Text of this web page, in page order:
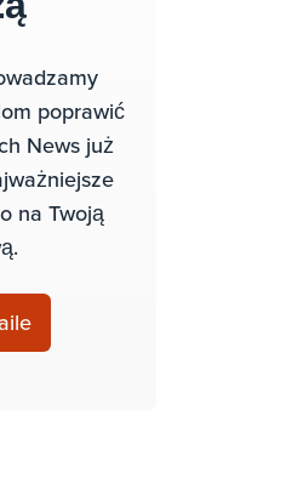
poprawić
News już
na Twoją